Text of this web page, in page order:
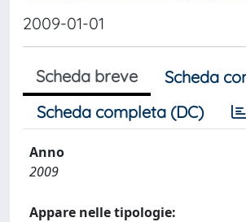
2009-01-01
Scheda breve
Scheda
Scheda completa (DC)
Anno
2009
Appare nelle tipologie: